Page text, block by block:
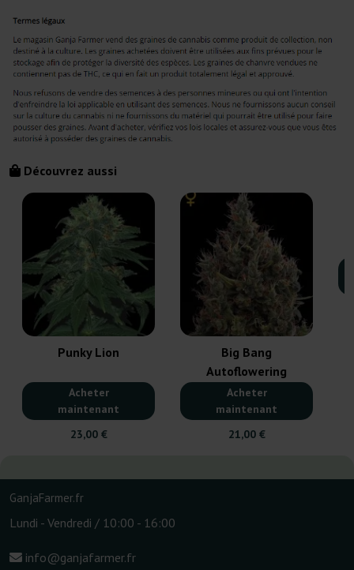
Découvrez aussi
Punky Lion
Acheter
maintenant
23,00 €
Big Bang
Autoflowering
Acheter
maintenant
21,00 €
GanjaFarmer.fr
Lundi - Vendredi / 10:00 - 16:00
info@ganjafarmer.fr